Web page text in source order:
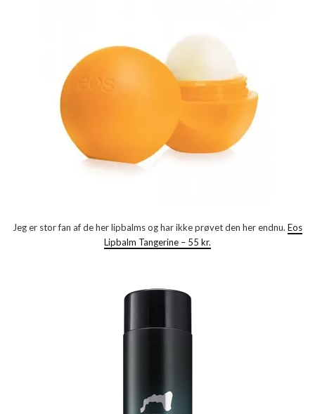
Jeg er stor fan af de her lipbalms og har ikke prøvet den her endnu. Eos
Lipbalm Tangerine – 55 kr.